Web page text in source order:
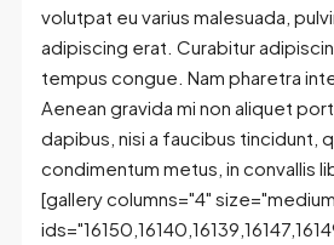
volutpat eu varius malesuada,
adipiscing erat. Curabitur
tempus congue. Nam pharetra
Aenean gravida mi non aliquet
dapibus, nisi a faucibus tincidunt,
condimentum metus, in convallis
[gallery columns="4"